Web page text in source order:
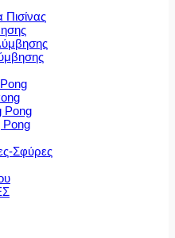
Πισίνας
Pong
Pong
Σφύρες